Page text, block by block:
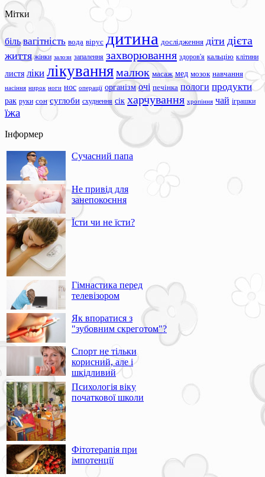
Мітки
біль вагітність вода вірус дитина дослідження діти дієта
життя жінки залози запалення захворювання здоров'я кальцію клітини
листя ліки лікуваннямалюк масаж мед мозок навчання
насіння нирок ноги нос операції організм очі печінка пологи продукти
рак руки сон суглоби схуднення сік харчування хропіння чай іграшки
їжа
Інформер
Сучасний папа
Не привід для
занепокоєння
Їсти чи не їсти?
Гімнастика перед
телевізором
Як впоратися з
"зубовним скреготом"?
Спорт не тільки
корисний, але і
шкідливий
Психологія віку
початкової школи
Фітотерапія при
імпотенції